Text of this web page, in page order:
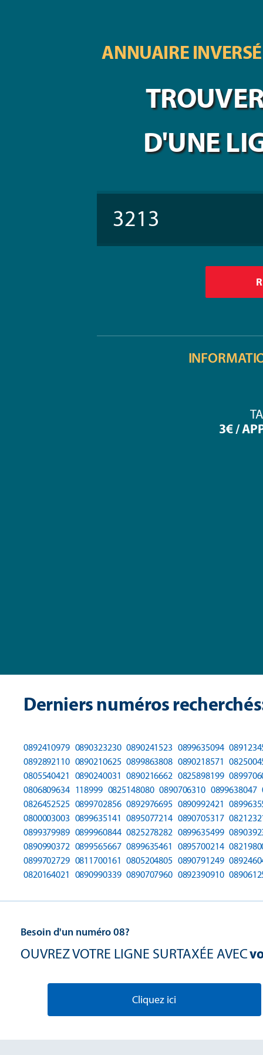
ANNUAIRE
D'UNE
3€ /
Derniers numéros
0892410979 0890323230 0890241523 0899635094
0892892110 0890210625 0899863808 0890218571
0805540421 0890240031 0890216662 0825898199
0806809634 118999 0825148080 0890706310 0899638047
0826452525 0899702856 0892976695 0890992421
0800003003 0899635141 0895077214 0890705317
0899379989 0899960844 0825278282 0899635499
0890990372 0899565667 0899635461 0895700214
0899702729 0811700161 0805204805 0890791249
0820164021 0890990339 0890707960 0892390910
Besoin d'un numéro 08?
OUVREZ VOTRE LIGNE SURTAXÉE AVEC
Cliquez ici